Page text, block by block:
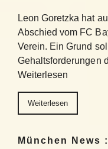
Leon Goretzka hat
Abschied vom FC
Verein. Ein Grund
Gehaltsforderungen
Weiterlesen
Weiterlesen
München News